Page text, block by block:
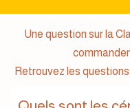
Une question sur la
Retrouvez les